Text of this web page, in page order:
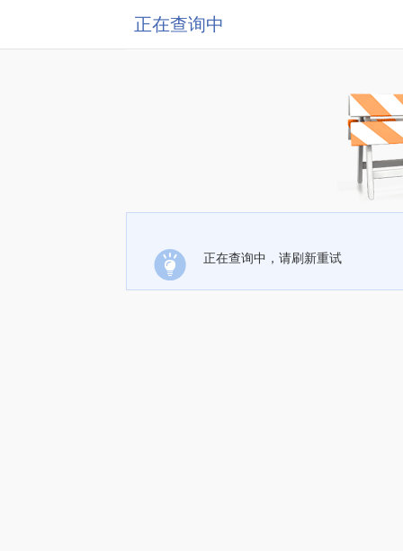
正在查询中
正在查询中，请刷新重试